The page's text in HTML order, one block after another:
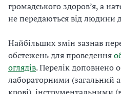
громадського здоров’я, а
не передаються від людини
Найбільших змін зазнав
обстежень для проведення
оглядів. Перелік доповнено
лабораторними (загальний